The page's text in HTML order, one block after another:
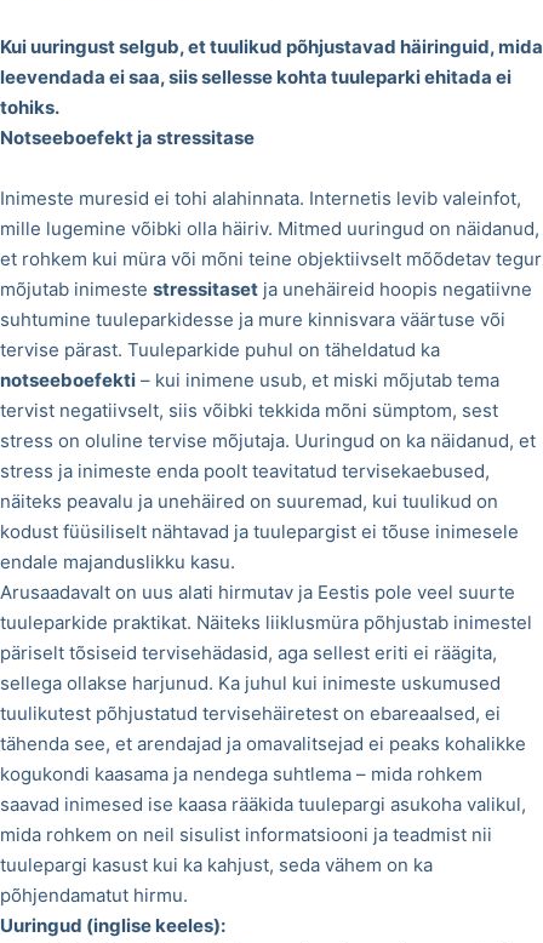
Kui uuringust selgub, et tuulikud põhjustavad häiringuid, mida
leevendada ei saa, siis sellesse kohta tuuleparki ehitada ei
tohiks.
Notseeboefekt ja stressitase
Inimeste muresid ei tohi alahinnata. Internetis levib valeinfot,
mille lugemine võibki olla häiriv. Mitmed uuringud on näidanud,
et rohkem kui müra või mõni teine objektiivselt mõõdetav tegur
mõjutab inimeste stressitaset ja unehäireid hoopis negatiivne
suhtumine tuuleparkidesse ja mure kinnisvara väärtuse või
tervise pärast. Tuuleparkide puhul on täheldatud ka
notseeboefekti – kui inimene usub, et miski mõjutab tema
tervist negatiivselt, siis võibki tekkida mõni sümptom, sest
stress on oluline tervise mõjutaja. Uuringud on ka näidanud, et
stress ja inimeste enda poolt teavitatud tervisekaebused,
näiteks peavalu ja unehäired on suuremad, kui tuulikud on
kodust füüsiliselt nähtavad ja tuulepargist ei tõuse inimesele
endale majanduslikku kasu.
Arusaadavalt on uus alati hirmutav ja Eestis pole veel suurte
tuuleparkide praktikat. Näiteks liiklusmüra põhjustab inimestel
päriselt tõsiseid tervisehädasid, aga sellest eriti ei räägita,
sellega ollakse harjunud. Ka juhul kui inimeste uskumused
tuulikutest põhjustatud tervisehäiretest on ebareaalsed, ei
tähenda see, et arendajad ja omavalitsejad ei peaks kohalikke
kogukondi kaasama ja nendega suhtlema – mida rohkem
saavad inimesed ise kaasa rääkida tuulepargi asukoha valikul,
mida rohkem on neil sisulist informatsiooni ja teadmist nii
tuulepargi kasust kui ka kahjust, seda vähem on ka
põhjendamatut hirmu.
Uuringud (inglise keeles):